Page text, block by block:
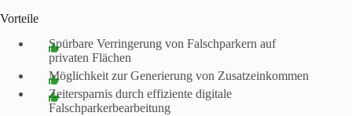
Vorteile
Spürbare Verringerung von Falschparkern auf
privaten Flächen
Möglichkeit zur Generierung von Zusatzeinkommen
Zeitersparnis durch effiziente digitale
Falschparkerbearbeitung